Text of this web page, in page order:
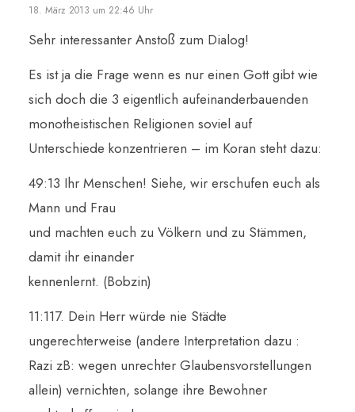
18. März 2013 um 22:46 Uhr
Sehr interessanter Anstoß zum Dialog!
Es ist ja die Frage wenn es nur einen Gott gibt wie
sich doch die 3 eigentlich aufeinanderbauenden
monotheistischen Religionen soviel auf
Unterschiede konzentrieren – im Koran steht dazu:
49:13 Ihr Menschen! Siehe, wir erschufen euch als
Mann und Frau
und machten euch zu Völkern und zu Stämmen,
damit ihr einander
kennenlernt. (Bobzin)
11:117. Dein Herr würde nie Städte
ungerechterweise (andere Interpretation dazu :
Razi zB: wegen unrechter Glaubensvorstellungen
allein) vernichten, solange ihre Bewohner